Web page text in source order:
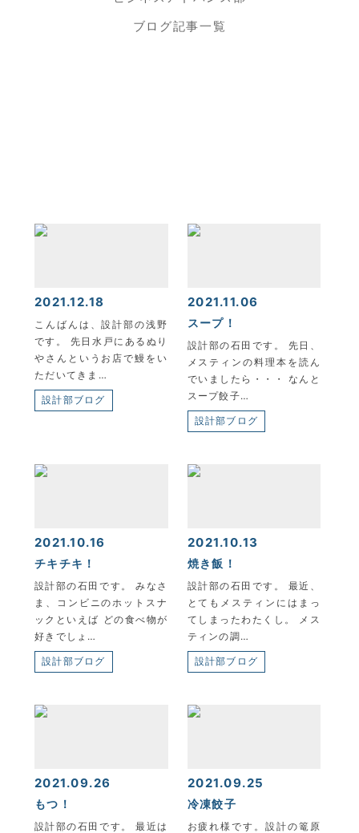
ブログ記事一覧
2021.12.18
こんばんは、設計部の浅野
です。 先日水戸にあるぬり
やさんというお店で鰻をい
ただいてきま…
設計部ブログ
2021.11.06
スープ！
設計部の石田です。 先日、
メスティンの料理本を読ん
でいましたら・・・ なんと
スープ餃子…
設計部ブログ
2021.10.16
チキチキ！
設計部の石田です。 みなさ
ま、コンビニのホットスナ
ックといえば どの食べ物が
好きでしょ…
設計部ブログ
2021.10.13
焼き飯！
設計部の石田です。 最近、
とてもメスティンにはまっ
てしまったわたくし。 メス
ティンの調…
設計部ブログ
2021.09.26
もつ！
設計部の石田です。 最近は
2021.09.25
冷凍餃子
お疲れ様です。設計の篭原